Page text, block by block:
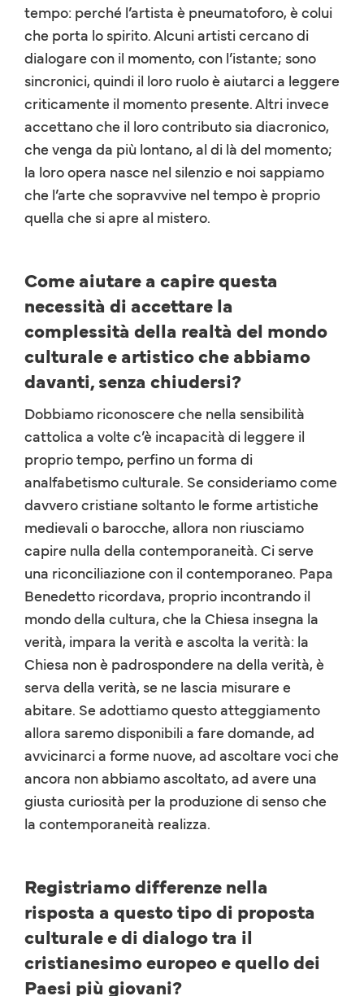
tempo: perché l’artista è pneumatoforo, è colui
che porta lo spirito. Alcuni artisti cercano di
dialogare con il momento, con l’istante; sono
sincronici, quindi il loro ruolo è aiutarci a leggere
criticamente il momento presente. Altri invece
accettano che il loro contributo sia diacronico,
che venga da più lontano, al di là del momento;
la loro opera nasce nel silenzio e noi sappiamo
che l’arte che sopravvive nel tempo è proprio
quella che si apre al mistero.
Come aiutare a capire questa
necessità di accettare la
complessità della realtà del mondo
culturale e artistico che abbiamo
davanti, senza chiudersi?
Dobbiamo riconoscere che nella sensibilità
cattolica a volte c’è incapacità di leggere il
proprio tempo, perfino un forma di
analfabetismo culturale. Se consideriamo come
davvero cristiane soltanto le forme artistiche
medievali o barocche, allora non riusciamo
capire nulla della contemporaneità. Ci serve
una riconciliazione con il contemporaneo. Papa
Benedetto ricordava, proprio incontrando il
mondo della cultura, che la Chiesa insegna la
verità, impara la verità e ascolta la verità: la
Chiesa non è padrospondere na della verità, è
serva della verità, se ne lascia misurare e
abitare. Se adottiamo questo atteggiamento
allora saremo disponibili a fare domande, ad
avvicinarci a forme nuove, ad ascoltare voci che
ancora non abbiamo ascoltato, ad avere una
giusta curiosità per la produzione di senso che
la contemporaneità realizza.
Registriamo differenze nella
risposta a questo tipo di proposta
culturale e di dialogo tra il
cristianesimo europeo e quello dei
Paesi più giovani?